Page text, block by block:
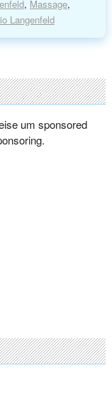
, Massage,
Langenfeld
um sponsored